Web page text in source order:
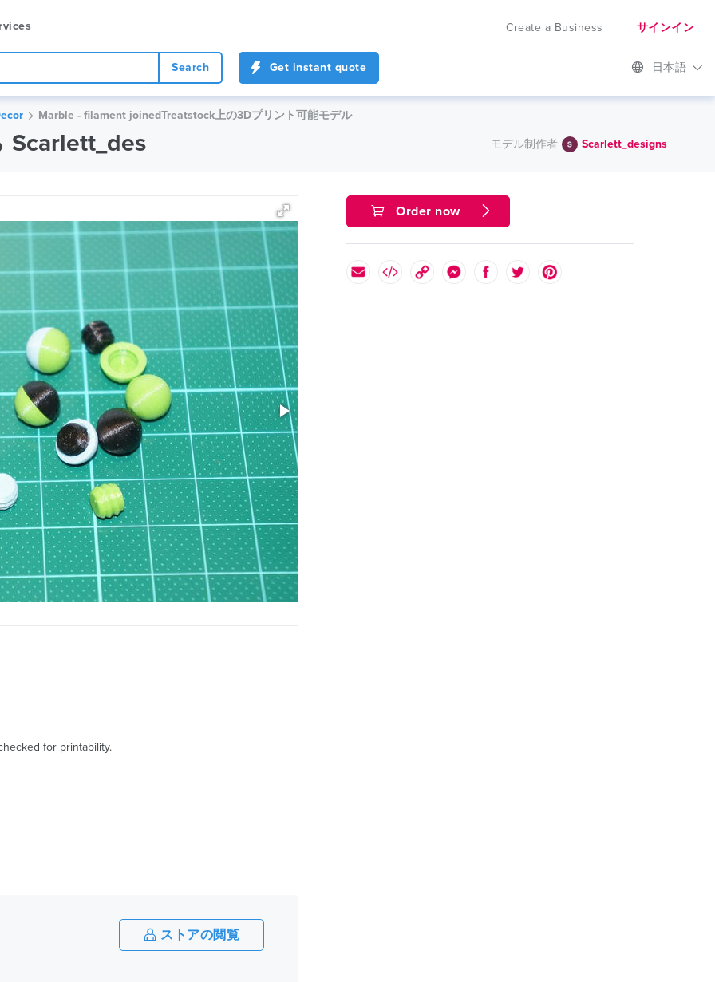
Create a Business サインイン
Search Get instant quote 日本語
Marble - filament joinedTreatstock上の3Dプリント可能モデル
Scarlett_des モデル制作者 Scarlett_designs
Order now
for printability.
ストアの閲覧